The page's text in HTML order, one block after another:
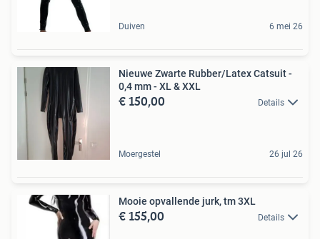
Duiven 6 mei 26
Nieuwe Zwarte Rubber/Latex Catsuit -
0,4 mm - XL & XXL
€ 150,00 Details
Moergestel 26 jul 26
Mooie opvallende jurk, tm 3XL
€ 155,00 Details